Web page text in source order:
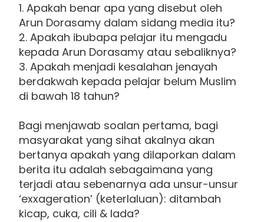
1. Apakah benar apa yang disebut oleh
Arun Dorasamy dalam sidang media itu?
2. Apakah ibubapa pelajar itu mengadu
kepada Arun Dorasamy atau sebaliknya?
3. Apakah menjadi kesalahan jenayah
berdakwah kepada pelajar belum Muslim
di bawah 18 tahun?
Bagi menjawab soalan pertama, bagi
masyarakat yang sihat akalnya akan
bertanya apakah yang dilaporkan dalam
berita itu adalah sebagaimana yang
terjadi atau sebenarnya ada unsur-unsur
‘exxageration’ (keterlaluan): ditambah
kicap, cuka, cili & lada?